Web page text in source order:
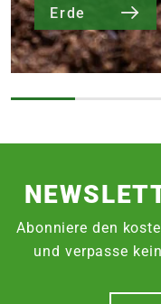
Erde
Abonniere den
und verpasse